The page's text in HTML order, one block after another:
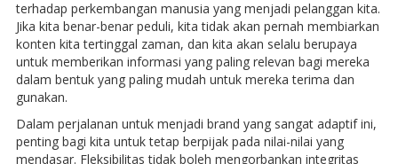
terhadap perkembangan manusia yang menjadi pelanggan kita.
Jika kita benar-benar peduli, kita tidak akan pernah membiarkan
konten kita tertinggal zaman, dan kita akan selalu berupaya
untuk memberikan informasi yang paling relevan bagi mereka
dalam bentuk yang paling mudah untuk mereka terima dan
gunakan.
Dalam perjalanan untuk menjadi brand yang sangat adaptif ini,
penting bagi kita untuk tetap berpijak pada nilai-nilai yang
mendasar. Fleksibilitas tidak boleh mengorbankan integritas